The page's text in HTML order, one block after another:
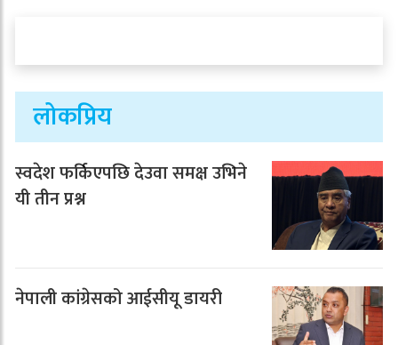
लोकप्रिय
स्वदेश फर्किएपछि देउवा समक्ष उभिने
यी तीन प्रश्न
नेपाली कांग्रेसको आईसीयू डायरी